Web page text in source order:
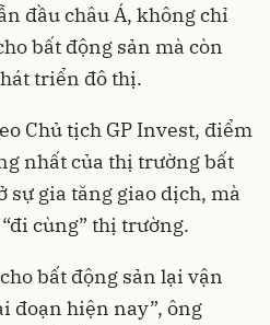
đầu châu Á, không chỉ
bất động sản mà còn
triển đô thị.
Chủ tịch GP Invest, điểm
nhất của thị trường bất
sự gia tăng giao dịch, mà
cùng” thị trường.
bất động sản lại vận
đoạn hiện nay”, ông